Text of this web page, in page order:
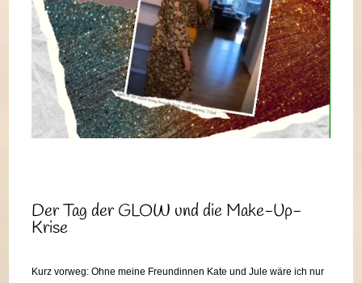
Der Tag der GLOW und die Make-Up-
Krise
Kurz vorweg: Ohne meine Freundinnen Kate und Jule wäre ich nur